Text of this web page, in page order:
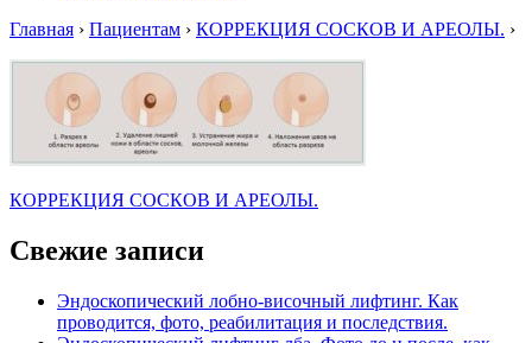
Главная › Пациентам › КОРРЕКЦИЯ СОСКОВ И АРЕОЛЫ. ›
Навигация
по
записям
КОРРЕКЦИЯ СОСКОВ И АРЕОЛЫ.
Свежие записи
Эндоскопический лобно-височный лифтинг. Как
проводится, фото, реабилитация и последствия.